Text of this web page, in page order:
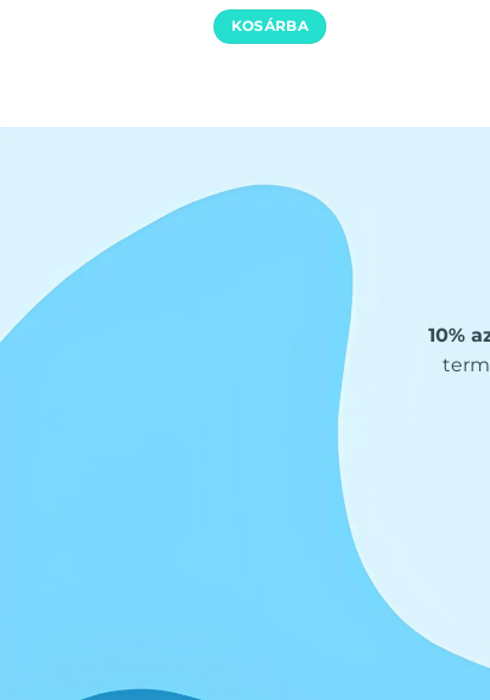
KOSÁRBA
10%